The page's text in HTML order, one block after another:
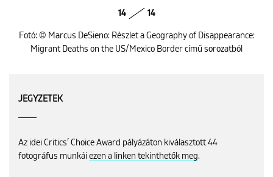
14 14
Fotó: © Marcus DeSieno: Részlet a Geography of Disappearance:
Migrant Deaths on the US/Mexico Border című sorozatból
JEGYZETEK
Az idei Critics’ Choice Award pályázáton kiválasztott 44
fotográfus munkái ezen a linken tekinthetők meg.